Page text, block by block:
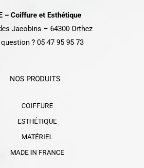
– Coiffure et Esthétique
Jacobins – 64300 Orthez
question ? 05 47 95 95 73
NOS PRODUITS
COIFFURE
ESTHÉTIQUE
MATÉRIEL
MADE IN FRANCE